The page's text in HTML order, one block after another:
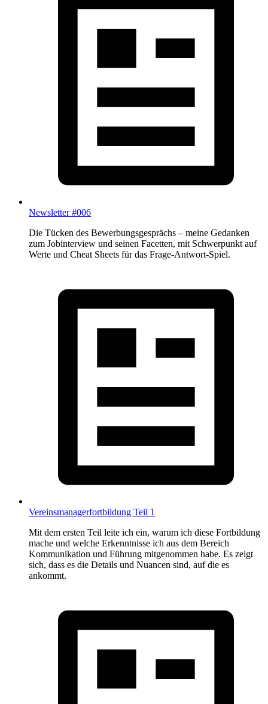
Newsletter #006
Die Tücken des Bewerbungsgesprächs – meine Gedanken
zum Jobinterview und seinen Facetten, mit Schwerpunkt auf
Werte und Cheat Sheets für das Frage-Antwort-Spiel.
Vereinsmanagerfortbildung Teil 1
Mit dem ersten Teil leite ich ein, warum ich diese Fortbildung
mache und welche Erkenntnisse ich aus dem Bereich
Kommunikation und Führung mitgenommen habe. Es zeigt
sich, dass es die Details und Nuancen sind, auf die es
ankommt.